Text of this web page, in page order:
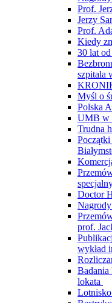
Prof.
Jerzy
Prof.
Kiedy
30 lat
szpitala
Myśl o
Polska
UMB w
Trudna
Doctor
prof.
wykład
Badania
lokata